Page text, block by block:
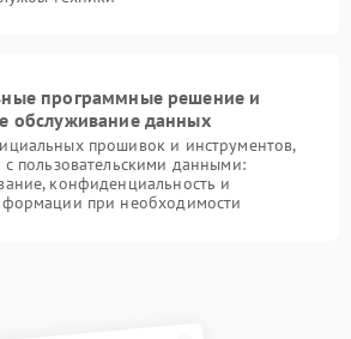
программные решение и
обслуживание данных
прошивок и инструментов,
с пользовательскими данными:
конфиденциальность и
при необходимости